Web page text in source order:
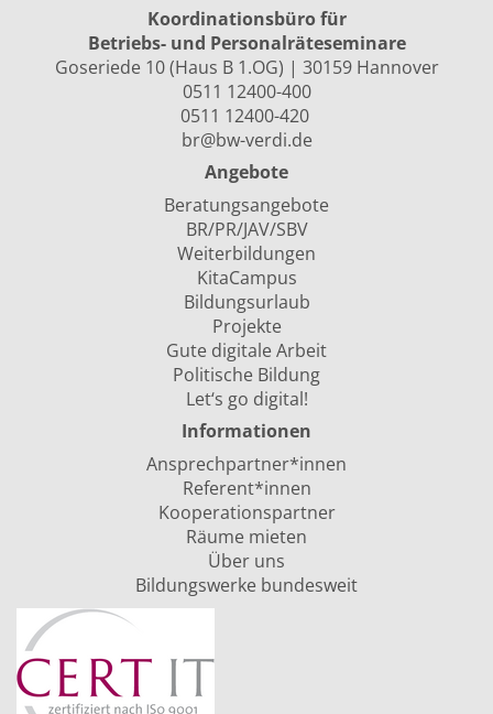
Koordinationsbüro für
Betriebs- und Personalräte­seminare
Goseriede 10 (Haus B 1.OG) | 30159 Hannover
0511 12400-400
0511 12400-420
br@bw-verdi.de
Angebote
Beratungsangebote
BR/PR/JAV/SBV
Weiterbildungen
KitaCampus
Bildungsurlaub
Projekte
Gute digitale Arbeit
Politische Bildung
Let‘s go digital!
Informationen
Ansprechpartner*innen
Referent*innen
Kooperationspartner
Räume mieten
Über uns
Bildungswerke bundesweit